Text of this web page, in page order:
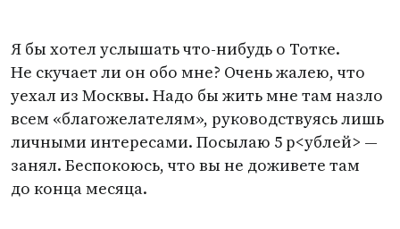
Я бы хотел услышать что-нибудь о Тотке.
Не скучает ли он обо мне? Очень жалею, что
уехал из Москвы. Надо бы жить мне там назло
всем «благожелателям», руководствуясь лишь
личными интересами. Посылаю 5 р<ублей> —
занял. Беспокоюсь, что вы не доживете там
до конца месяца.